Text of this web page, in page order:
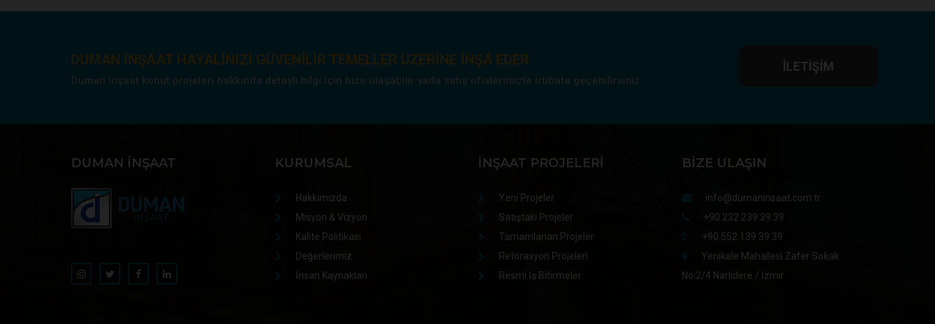
DUMAN INŞAAT HAYALINIZI GÜVENILIR TEMELLER ÜZERINE INŞA EDER
Duman inşaat konut projeleri hakkında detaylı bilgi için bize ulaşabilir yada satış ofislerimizle irtibata geçebilirsiniz
İLETIŞIM
DUMAN İNŞAAT KURUMSAL
Hakkımızda
Misyon & Vizyon
Kalite Politikası
Değerlerimiz
İnsan Kaynakları
İNŞAAT PROJELERI
Yeni Projeler
Satıştaki Projeler
Tamamlanan Projeler
Retorasyon Projeleri
Resmi İş Bitirmeler
BIZE ULAŞIN
info@dumaninsaat.com.tr
+90 232 239 39 39
+90 552 139 39 39
Yenikale Mahallesi Zafer Sokak
No:2/4 Narlıdere / İzmir